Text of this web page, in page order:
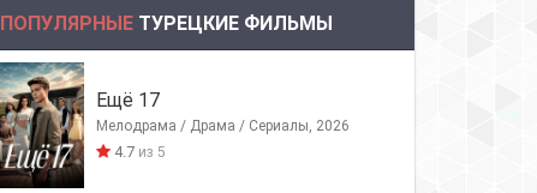
ПОПУЛЯРНЫЕ ТУРЕЦКИЕ ФИЛЬМЫ
Ещё 17
Мелодрама / Драма / Сериалы, 2026
4.7из 5